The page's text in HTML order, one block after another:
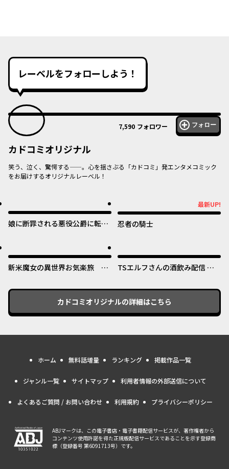
レーベルをフォローしよう！
7,590 フォロワー フォロー
カドコミオリジナル
笑う、泣く、驚愕する——。心を揺さぶる「カドコミ」発エンタメコミック
をお届けするオリジナルレーベル！
娘に断罪される悪役公爵に転生
嬢』化する件～
最新UP!
オリジナル
忍者の騎士
新米魔女の異世界お気楽旅 ～
畜は魔女の弟子を名乗り第二の
人生を謳歌する～
TSエルフさんの酒飲み配信 ～
じゃないからな!?～
カドコミオリジナルの詳細はこちら
ホーム 無料話増量 ランキング 掲載作品一覧
ジャンル一覧 サイトマップ 利用者情報の外部送信について
よくあるご質問 / お問い合わせ 利用規約 プライバシーポリシー
ABJマークは、この電子書店・電子書籍配信サービスが、著作権者から
コンテンツ使用許諾を得た正規版配信サービスであることを示す登録商
標（登録番号 第6091713号）です。